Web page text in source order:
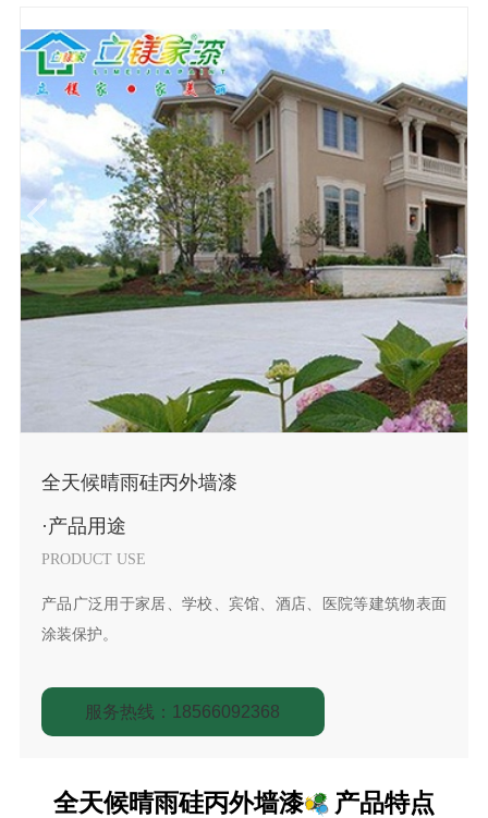
全天候晴雨硅丙外墙漆
·产品用途
PRODUCT USE
产品广泛用于家居、学校、宾馆、酒店、医院等建筑物表面
涂装保护。
服务热线：18566092368
全天候晴雨硅丙外墙漆 产品特点